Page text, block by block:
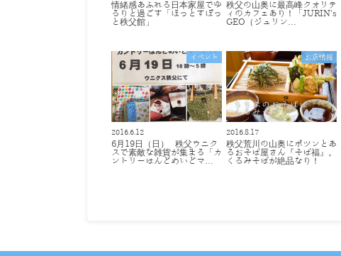
情緒感あふれる日本家屋でゆ
るりと過ごす「ほっとすぽっ
と秩父館」
秩父の山奥に最高峰クオリテ
ィのカフェあり！「JURIN's
GEO（ジュリン…
イベント
2016.6.12
6月19日（日） 秩父ウニク
スで素敵な雑貨が集まる「カ
ントリーはんどめいどマ…
お店情報
2016.8.17
秩父荒川の山奥にポツンとあ
るおそば屋さん『そば福』。
くるみそばが絶品なり！